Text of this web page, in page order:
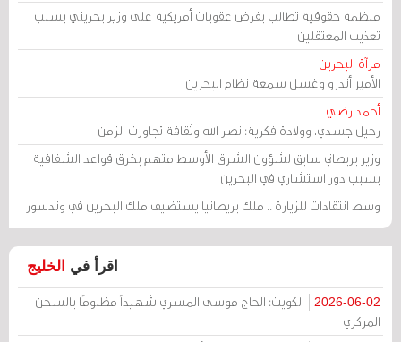
منظمة حقوقية تطالب بفرض عقوبات أمريكية على وزير بحريني بسبب
تعذيب المعتقلين
مرآة البحرين
الأمير أندرو وغسل سمعة نظام البحرين
أحمد رضي
رحيل جسدي، وولادة فكرية: نصر الله وثقافة تجاوزت الزمن
وزير بريطاني سابق لشؤون الشرق الأوسط متهم بخرق قواعد الشفافية
بسبب دور استشاري في البحرين
وسط انتقادات للزيارة .. ملك بريطانيا يستضيف ملك البحرين في وندسور
اقرأ في الخليج
2026-06-02
الكويت: الحاج موسى المسري شهيداً مظلومًا بالسجن
المركزي